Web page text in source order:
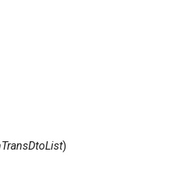
)